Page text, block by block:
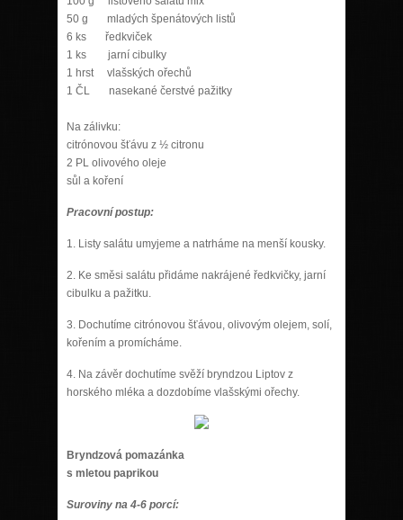
50 g mladých špenátových listů
6 ks ředkviček
1 ks jarní cibulky
1 hrst vlašských ořechů
1 ČL nasekané čerstvé pažitky
Na zálivku:
citrónovou šťávu z ½ citronu
2 PL olivového oleje
sůl a koření
Pracovní postup:
1. Listy salátu umyjeme a natrháme na menší kousky.
2. Ke směsi salátu přidáme nakrájené ředkvičky, jarní
cibulku a pažitku.
3. Dochutíme citrónovou šťávou, olivovým olejem, solí,
kořením a promícháme.
4. Na závěr dochutíme svěží bryndzou Liptov z
horského mléka a dozdobíme vlašskými ořechy.
Bryndzová pomazánka
s mletou paprikou
Suroviny na 4-6 porcí: